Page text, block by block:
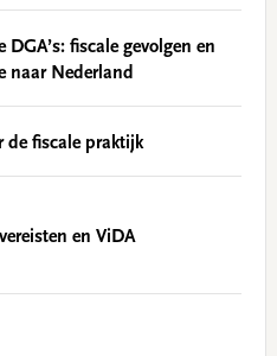
fiscale gevolgen en
naar Nederland
de fiscale praktijk
en ViDA